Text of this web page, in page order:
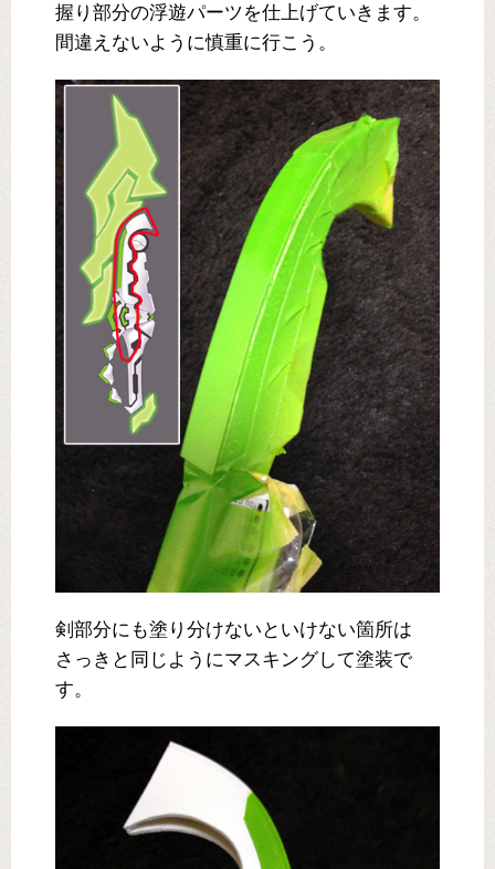
握り部分の浮遊パーツを仕上げていきます。
間違えないように慎重に行こう。
剣部分にも塗り分けないといけない箇所は
さっきと同じようにマスキングして塗装で
す。